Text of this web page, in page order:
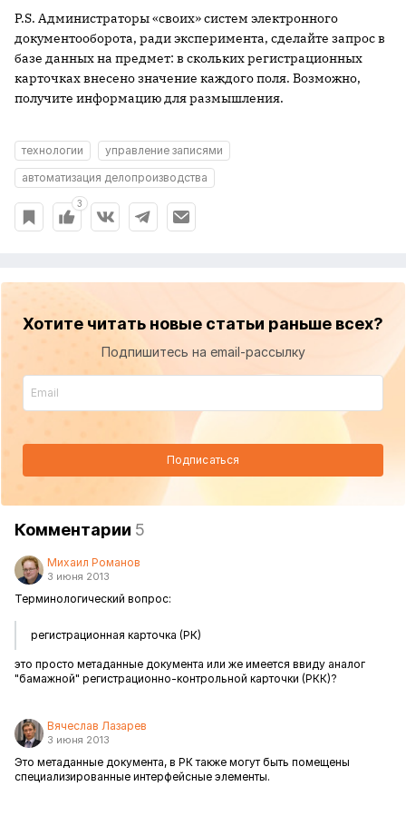
P.S. Администраторы «своих» систем электронного
документооборота, ради эксперимента, сделайте запрос в
базе данных на предмет: в скольких регистрационных
карточках внесено значение каждого поля. Возможно,
получите информацию для размышления.
технологии
управление записями
автоматизация делопроизводства
3
Хотите читать новые статьи раньше всех?
Подпишитесь на email-рассылку
Подписаться
Комментарии 5
Михаил Романов
3 июня 2013
Терминологический вопрос:
регистрационная карточка (РК)
это просто метаданные документа или же имеется ввиду аналог
"бамажной" регистрационно-контрольной карточки (РКК)?
Вячеслав Лазарев
3 июня 2013
Это метаданные документа, в РК также могут быть помещены
специализированные интерфейсные элементы.